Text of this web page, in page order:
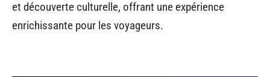
et découverte culturelle, offrant une expérience
enrichissante pour les voyageurs.